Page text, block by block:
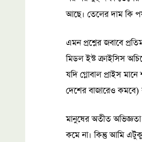
আছে। তেলের দাম কি
এমন প্রশ্নের জবাবে
মিডল ইস্ট ক্রাইসিস
যদি গ্লোবাল প্রাইস
দেশের বাজারেও কমবে)
মানুষের অতীত
কমে না। কিন্তু আমি